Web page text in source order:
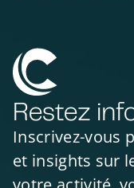
Restez
Inscrivez-vous
et insights sur